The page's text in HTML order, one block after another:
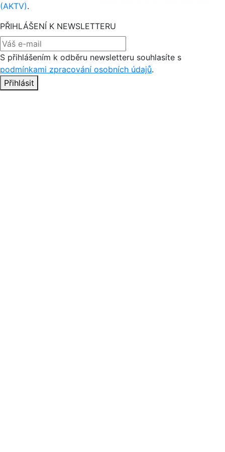
(AKTV).
PŘIHLÁŠENÍ K NEWSLETTERU
S přihlášením k odběru newsletteru souhlasíte s
podmínkami zpracování osobních údajů.
Přihlásit